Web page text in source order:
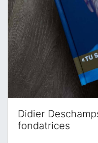
Didier
fondatrices